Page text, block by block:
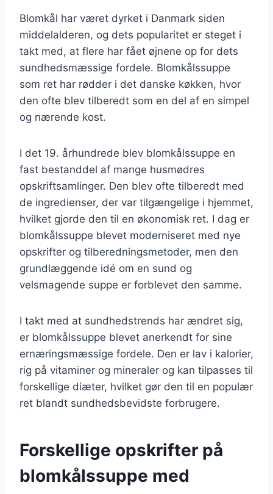
Blomkål har været dyrket i Danmark siden
middelalderen, og dets popularitet er steget i
takt med, at flere har fået øjnene op for dets
sundhedsmæssige fordele. Blomkålssuppe
som ret har rødder i det danske køkken, hvor
den ofte blev tilberedt som en del af en simpel
og nærende kost.
I det 19. århundrede blev blomkålssuppe en
fast bestanddel af mange husmødres
opskriftsamlinger. Den blev ofte tilberedt med
de ingredienser, der var tilgængelige i hjemmet,
hvilket gjorde den til en økonomisk ret. I dag er
blomkålssuppe blevet moderniseret med nye
opskrifter og tilberedningsmetoder, men den
grundlæggende idé om en sund og
velsmagende suppe er forblevet den samme.
I takt med at sundhedstrends har ændret sig,
er blomkålssuppe blevet anerkendt for sine
ernæringsmæssige fordele. Den er lav i kalorier,
rig på vitaminer og mineraler og kan tilpasses til
forskellige diæter, hvilket gør den til en populær
ret blandt sundhedsbevidste forbrugere.
Forskellige opskrifter på
blomkålssuppe med